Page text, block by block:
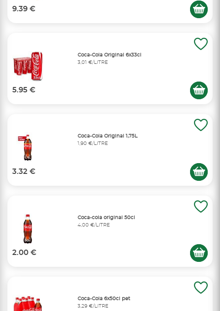
9.39 €
Coca-Cola Original 6x33cl
3,01 €/LITRE
5.95 €
Coca-Cola Original 1,75L
1,90 €/LITRE
3.32 €
Coca-cola original 50cl
4,00 €/LITRE
2.00 €
Coca-Cola 6x50cl pet
3,29 €/LITRE